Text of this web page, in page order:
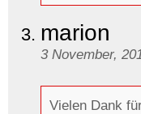
marion
3 November,
Vielen Dank